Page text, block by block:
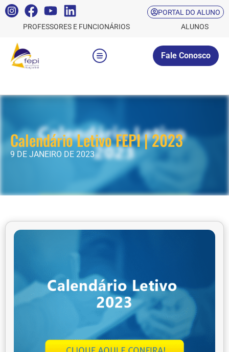
PORTAL DO ALUNO
PROFESSORES E FUNCIONÁRIOS
ALUNOS
Fale Conosco
Calendário Letivo FEPI | 2023
9 DE JANEIRO DE 2023